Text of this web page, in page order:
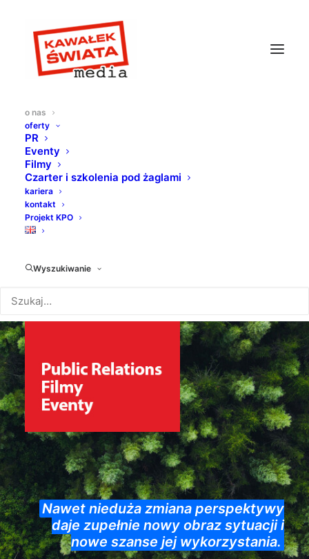
o nas
oferty
PR
Eventy
Filmy
Czarter i szkolenia pod żaglami
kariera
kontakt
Projekt KPO
Wyszukiwanie
Nawet nieduża zmiana perspektywy
daje zupełnie nowy obraz sytuacji i
nowe szanse jej wykorzystania.